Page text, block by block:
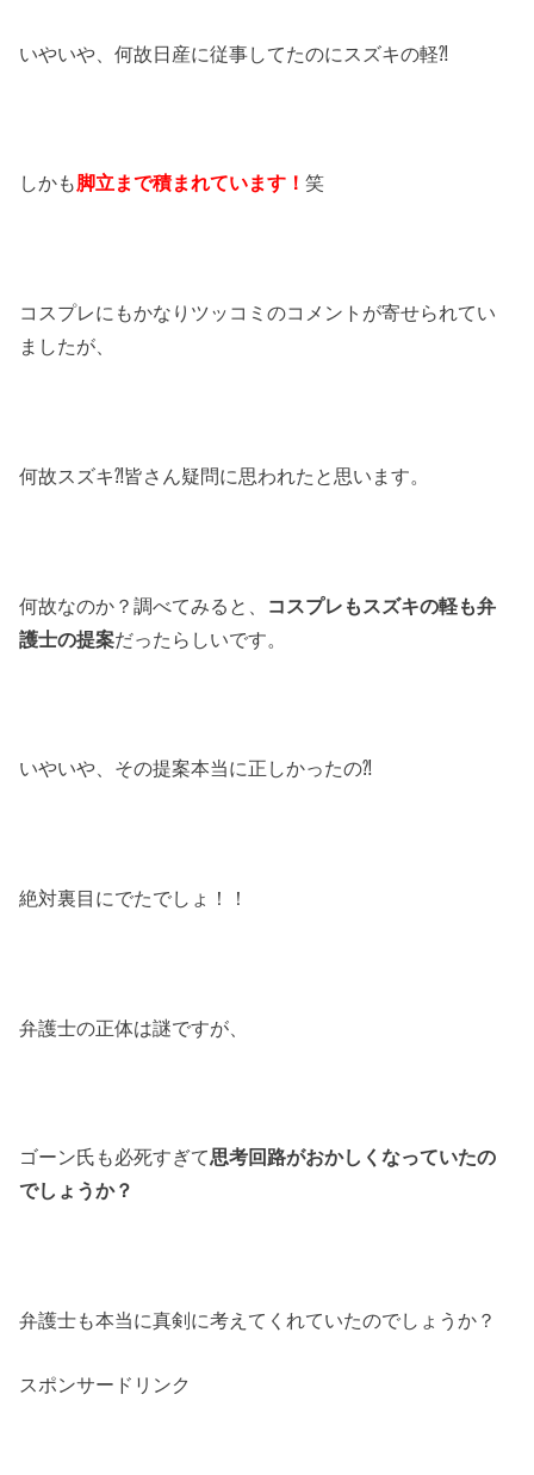
いやいや、何故日産に従事してたのにスズキの軽⁈
しかも脚立まで積まれています！笑
コスプレにもかなりツッコミのコメントが寄せられてい
ましたが、
何故スズキ⁈皆さん疑問に思われたと思います。
何故なのか？調べてみると、 コスプレもスズキの軽も弁
護士の提案だったらしいです。
いやいや、その提案本当に正しかったの⁈
絶対裏目にでたでしょ！！
弁護士の正体は謎ですが、
ゴーン氏も必死すぎて思考回路がおかしくなっていたの
でしょうか？
弁護士も本当に真剣に考えてくれていたのでしょうか？
スポンサードリンク